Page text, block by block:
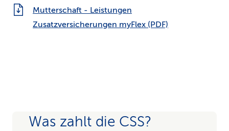
Mutterschaft - Leistungen
Zusatzversicherungen myFlex (PDF)
Was zahlt die CSS?